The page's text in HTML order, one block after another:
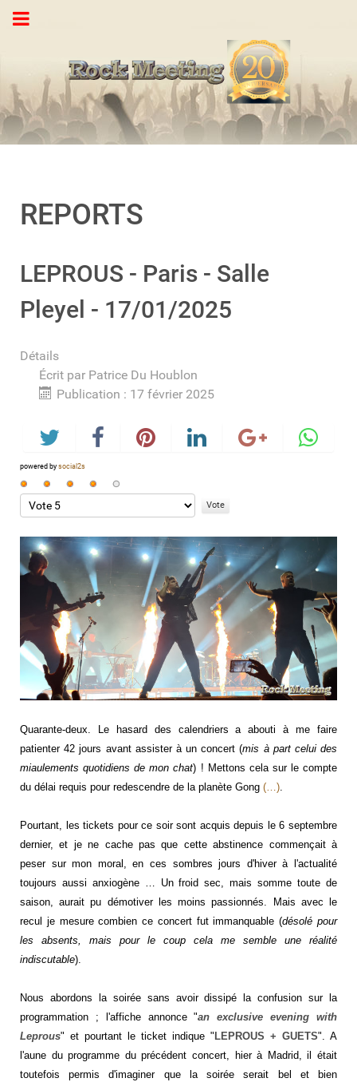
REPORTS
LEPROUS - Paris - Salle
Pleyel - 17/01/2025
Détails
Écrit par Patrice Du Houblon
Publication : 17 février 2025
powered by social2s
Vote
utilisateur:
Veuillez
voter
Quarante-deux. Le hasard des calendriers a abouti à me faire
patienter 42 jours avant assister à un concert (mis à part celui des
miaulements quotidiens de mon chat) ! Mettons cela sur le compte
du délai requis pour redescendre de la planète Gong (…)
Pourtant, les tickets pour ce soir sont acquis depuis le 6 septembre
dernier, et je ne cache pas que cette abstinence commençait à
peser sur mon moral, en ces sombres jours d'hiver à l'actualité
toujours aussi anxiogène … Un froid sec, mais somme toute de
saison, aurait pu démotiver les moins passionnés. Mais avec le
recul je mesure combien ce concert fut immanquable (désolé pour
les absents, mais pour le coup cela me semble une réalité
indiscutable).
Nous abordons la soirée sans avoir dissipé la confusion sur la
programmation ; l'affiche annonce "an exclusive evening with
Leprous" et pourtant le ticket indique " LEPROUS + GUETS". A
l'aune du programme du précédent concert, hier à Madrid, il était
toutefois permis d'imaginer que la soirée serait bel et bien